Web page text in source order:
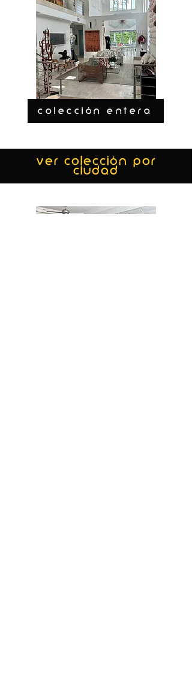
COLECCIÓN ENTERA
ver colección por
ciudad